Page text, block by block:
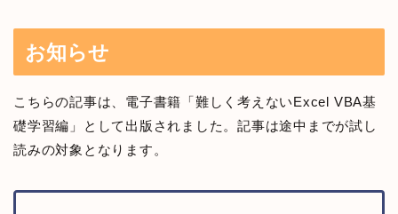
お知らせ
こちらの記事は、電子書籍「難しく考えないExcel VBA基
礎学習編」として出版されました。記事は途中までが試し
読みの対象となります。